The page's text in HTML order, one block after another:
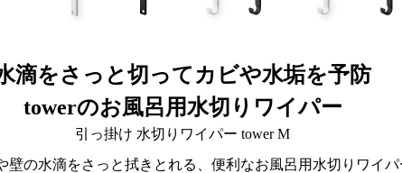
滴をさっと切ってカビや水垢を予防
towerのお風呂用水切りワイパー
引っ掛け 水切りワイパー tower M
壁の水滴をさっと拭きとれる、便利なお風呂用水切りワイパ